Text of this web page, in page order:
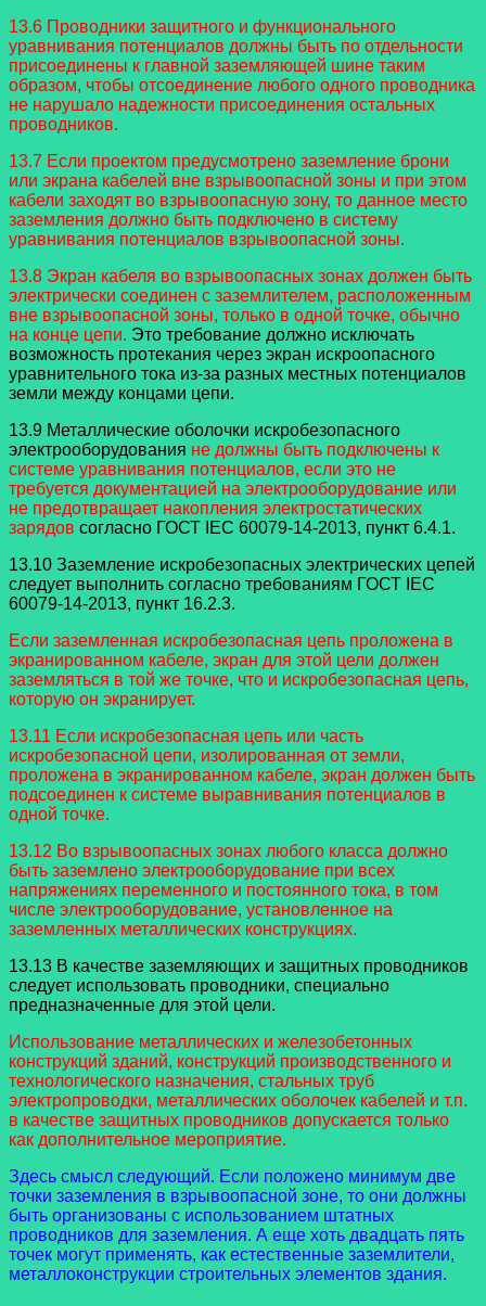
13.6 Проводники защитного и функционального
уравнивания потенциалов должны быть по отдельности
присоединены к главной заземляющей шине таким
образом, чтобы отсоединение любого одного проводника
не нарушало надежности присоединения остальных
проводников.
13.7 Если проектом предусмотрено заземление брони
или экрана кабелей вне взрывоопасной зоны и при этом
кабели заходят во взрывоопасную зону, то данное место
заземления должно быть подключено в систему
уравнивания потенциалов взрывоопасной зоны.
13.8 Экран кабеля во взрывоопасных зонах должен быть
электрически соединен с заземлителем, расположенным
вне взрывоопасной зоны, только в одной точке, обычно
на конце цепи. Это требование должно исключать
возможность протекания через экран искроопасного
уравнительного тока из-за разных местных потенциалов
земли между концами цепи.
13.9 Металлические оболочки искробезопасного
электрооборудования не должны быть подключены к
системе уравнивания потенциалов, если это не
требуется документацией на электрооборудование или
не предотвращает накопления электростатических
зарядов согласно ГОСТ IEC 60079-14-2013, пункт 6.4.1.
13.10 Заземление искробезопасных электрических цепей
следует выполнить согласно требованиям ГОСТ IEC
60079-14-2013, пункт 16.2.3.
Если заземленная искробезопасная цепь проложена в
экранированном кабеле, экран для этой цели должен
заземляться в той же точке, что и искробезопасная цепь,
которую он экранирует.
13.11 Если искробезопасная цепь или часть
искробезопасной цепи, изолированная от земли,
проложена в экранированном кабеле, экран должен быть
подсоединен к системе выравнивания потенциалов в
одной точке.
13.12 Во взрывоопасных зонах любого класса должно
быть заземлено электрооборудование при всех
напряжениях переменного и постоянного тока, в том
числе электрооборудование, установленное на
заземленных металлических конструкциях.
13.13 В качестве заземляющих и защитных проводников
следует использовать проводники, специально
предназначенные для этой цели.
Использование металлических и железобетонных
конструкций зданий, конструкций производственного и
технологического назначения, стальных труб
электропроводки, металлических оболочек кабелей и т.п.
в качестве защитных проводников допускается только
как дополнительное мероприятие.
Здесь смысл следующий. Если положено минимум две
точки заземления в взрывоопасной зоне, то они должны
быть организованы с использованием штатных
проводников для заземления. А еще хоть двадцать пять
точек могут применять, как естественные заземлители,
металлоконструкции строительных элементов здания.